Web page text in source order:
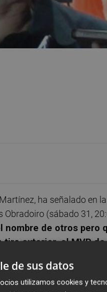
ha señalado en
(sábado 31,
nombre de otros pero
exterior, el MVP
nuestro
y del viaje. Seguro
estar
de sus datos
utilizamos cookies y